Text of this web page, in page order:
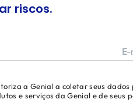
riscos.
a Genial a coletar seus dados
e serviços da Genial e de seus